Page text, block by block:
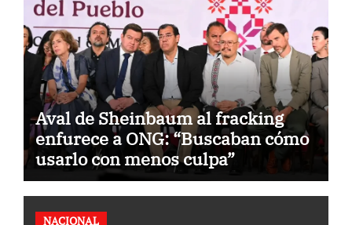
Aval de Sheinbaum al fracking
enfurece a ONG: “Buscaban cómo
usarlo con menos culpa”
NACIONAL